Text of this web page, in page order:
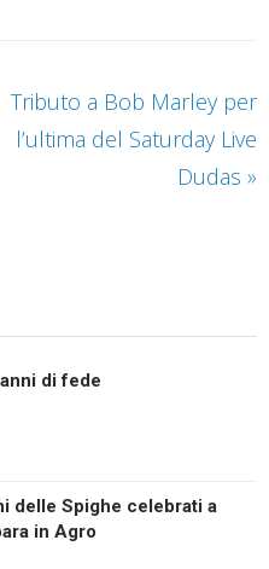
Tributo a Bob Marley per
l’ultima del Saturday Live
Dudas »
di fede
delle Spighe celebrati a
in Agro